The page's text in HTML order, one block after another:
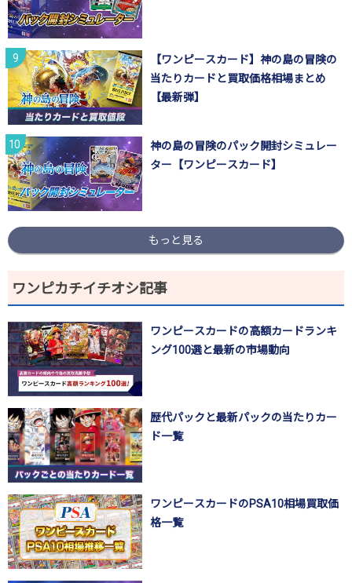
【ワンピースカード】神の島の冒険の
当たりカードと買取価格相場まとめ
【最新弾】
神の島の冒険のパック開封シミュレー
ター【ワンピースカード】
もっと見る
ワンピカチイチオシ記事
ワンピースカードの高額カードランキ
ング100選と最新の市場動向
歴代パックと最新パックの当たりカー
ド一覧
ワンピースカードのPSA10相場買取価
格一覧